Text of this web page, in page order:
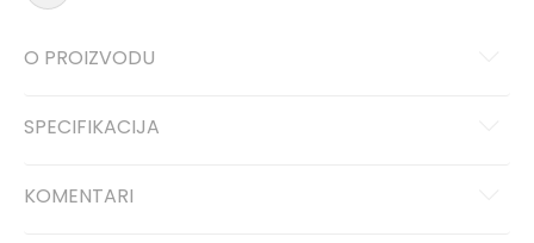
O PROIZVODU
SPECIFIKACIJA
KOMENTARI